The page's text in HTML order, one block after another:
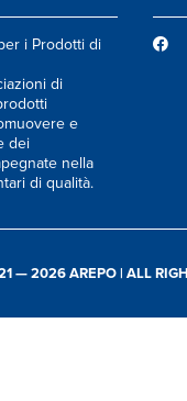
i Prodotti di
di
e
dei
nella
di qualità.
— 2026 AREPO | ALL